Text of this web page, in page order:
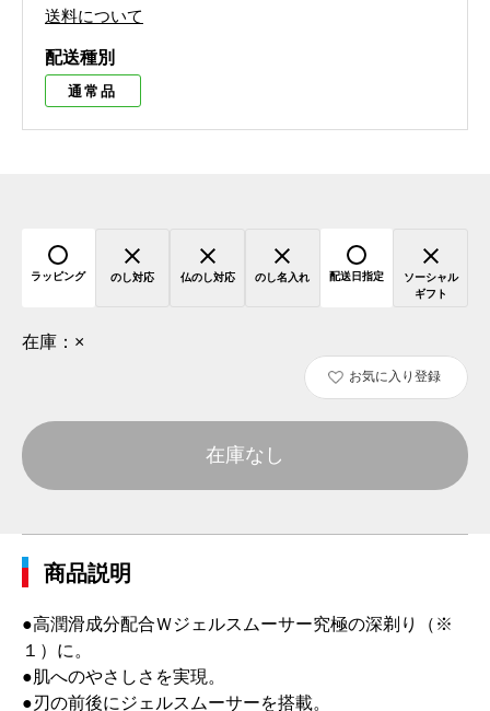
送料について
配送種別
通常品
ラッピング のし対応 仏のし対応 のし名入れ 配送日指定
ソーシャル
ギフト
在庫： ×
お気に入り登録
在庫なし
商品説明
●高潤滑成分配合Ｗジェルスムーサー究極の深剃り（※
１）に。
●肌へのやさしさを実現。
●刃の前後にジェルスムーサーを搭載。